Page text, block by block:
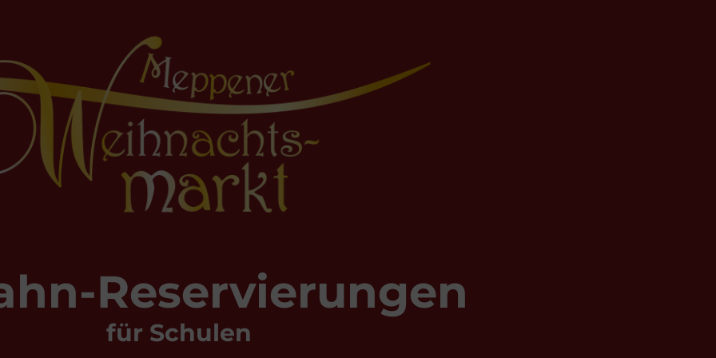
Reservierungen
für Schulen